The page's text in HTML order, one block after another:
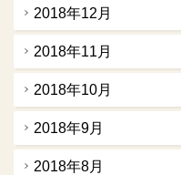
2018年12月
2018年11月
2018年10月
2018年9月
2018年8月